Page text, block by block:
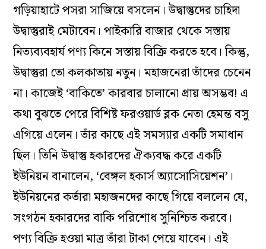
গড়িয়াহাটে পসরা সাজিয়ে বসলেন। উদ্বাস্তুদের চাহিদা
উদ্বাস্তুরাই মেটাবেন। পাইকারি বাজার থেকে সস্তায়
নিত্যব্যবহার্য পণ্য কিনে সস্তায় বিক্রি করতে হবে। কিন্তু,
উদ্বাস্তুরা তো কলকাতায় নতুন। মহাজনেরা তাঁদের চেনেন
না। কাজেই ‘বাকিতে’ কারবার চালানো প্রায় অসম্ভব! এ
কথা বুঝতে পেরে বিশিষ্ট ফরওয়ার্ড ব্লক নেতা হেমন্ত বসু
এগিয়ে এলেন। তাঁর কাছে এই সমস্যার একটি সমাধান
ছিল। তিনি উদ্বাস্তু হকারদের ঐক্যবদ্ধ করে একটি
ইউনিয়ন বানালেন, ‘বেঙ্গল হকার্স অ্যাসোসিয়েশন’।
ইউনিয়নের কর্তারা মহাজনদের কাছে গিয়ে বললেন যে,
সংগঠন হকারদের বাকি পরিশোধ সুনিশ্চিত করবে।
পণ্য বিক্রি হওয়া মাত্র তাঁরা টাকা পেয়ে যাবেন। এই